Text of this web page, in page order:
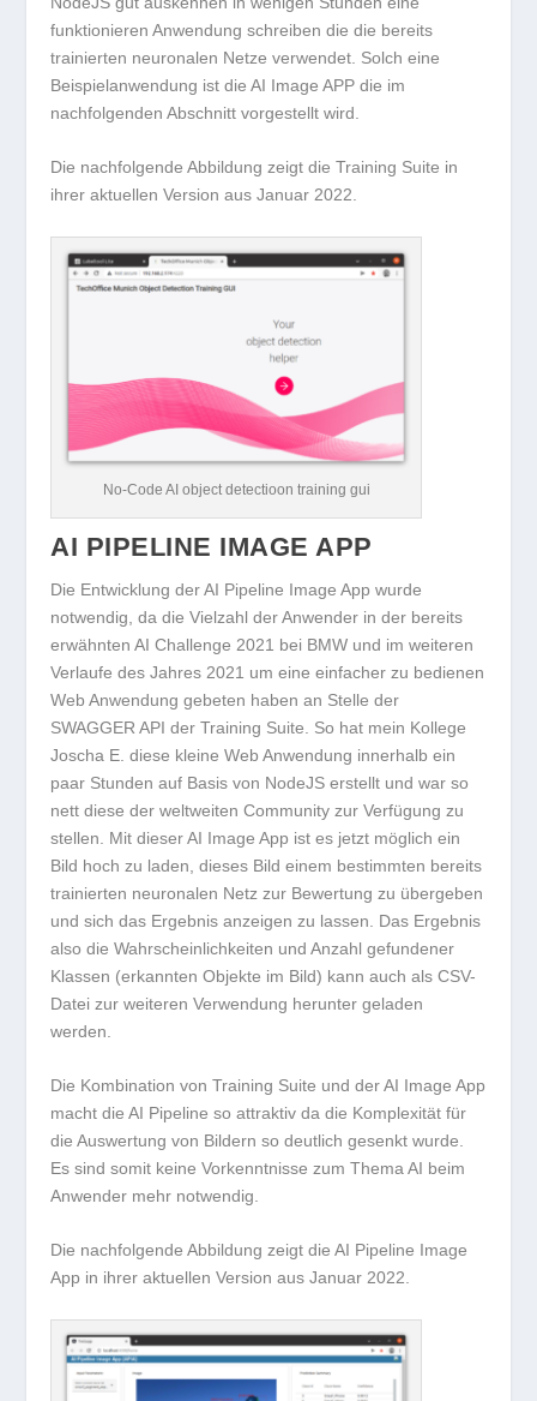
funktionieren Anwendung schreiben die die bereits
trainierten neuronalen Netze verwendet. Solch eine
Beispielanwendung ist die AI Image APP die im
nachfolgenden Abschnitt vorgestellt wird.
Die nachfolgende Abbildung zeigt die Training Suite in
ihrer aktuellen Version aus Januar 2022.
No-Code AI object detectioon training gui
AI PIPELINE IMAGE APP
Die Entwicklung der AI Pipeline Image App wurde
notwendig, da die Vielzahl der Anwender in der bereits
erwähnten AI Challenge 2021 bei BMW und im weiteren
Verlaufe des Jahres 2021 um eine einfacher zu bedienen
Web Anwendung gebeten haben an Stelle der
SWAGGER API der Training Suite. So hat mein Kollege
Joscha E. diese kleine Web Anwendung innerhalb ein
paar Stunden auf Basis von NodeJS erstellt und war so
nett diese der weltweiten Community zur Verfügung zu
stellen. Mit dieser AI Image App ist es jetzt möglich ein
Bild hoch zu laden, dieses Bild einem bestimmten bereits
trainierten neuronalen Netz zur Bewertung zu übergeben
und sich das Ergebnis anzeigen zu lassen. Das Ergebnis
also die Wahrscheinlichkeiten und Anzahl gefundener
Klassen (erkannten Objekte im Bild) kann auch als CSV-
Datei zur weiteren Verwendung herunter geladen
werden.
Die Kombination von Training Suite und der AI Image App
macht die AI Pipeline so attraktiv da die Komplexität für
die Auswertung von Bildern so deutlich gesenkt wurde.
Es sind somit keine Vorkenntnisse zum Thema AI beim
Anwender mehr notwendig.
Die nachfolgende Abbildung zeigt die AI Pipeline Image
App in ihrer aktuellen Version aus Januar 2022.